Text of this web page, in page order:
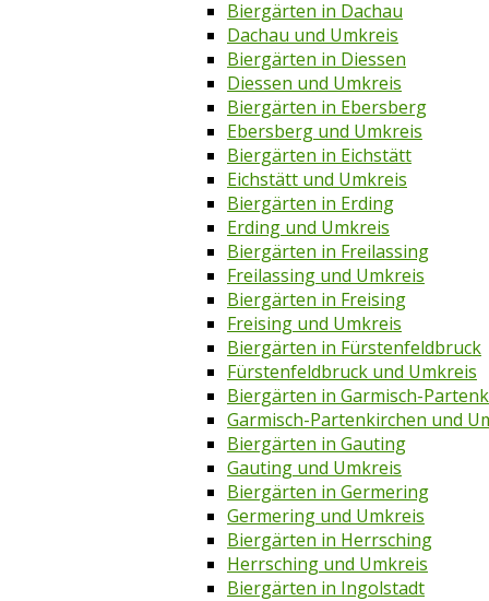
Biergärten in Dachau
Dachau und Umkreis
Biergärten in Diessen
Diessen und Umkreis
Biergärten in Ebersberg
Ebersberg und Umkreis
Biergärten in Eichstätt
Eichstätt und Umkreis
Biergärten in Erding
Erding und Umkreis
Biergärten in Freilassing
Freilassing und Umkreis
Biergärten in Freising
Freising und Umkreis
Biergärten in Fürstenfeldbruck
Fürstenfeldbruck und Umkreis
Biergärten in Garmisch-
Garmisch-Partenkirchen und
Biergärten in Gauting
Gauting und Umkreis
Biergärten in Germering
Germering und Umkreis
Biergärten in Herrsching
Herrsching und Umkreis
Biergärten in Ingolstadt